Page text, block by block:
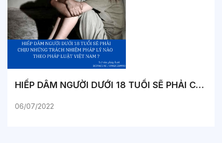
HIẾP DÂM NGƯỜI DƯỚI 18 TUỔI SẼ PHẢI CHỊU NHỮNG TRÁCH NHIỆM PHÁP LÝ NÀO THEO PHÁP LUẬT VIỆT NAM ?
06/07/2022